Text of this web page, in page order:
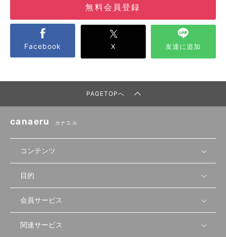
無料会員登録
Facebook X 友達に追加
PAGETOPへ
canaeru カナエル
コンテンツ
無料開業相談
セミナー情報
セミナー動画
物件を探す
首都圏
先輩開業者の声
目的
店舗運営
会員サービス
会員登録
関連サービス